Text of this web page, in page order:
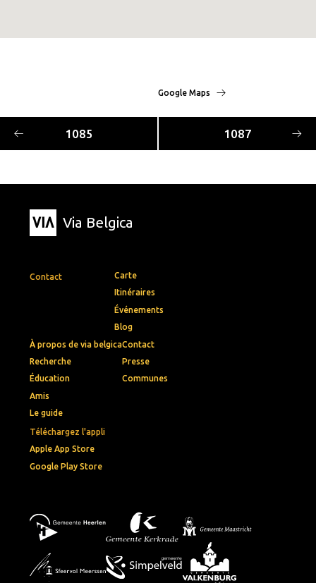
Google Maps
1085 1087
Via Belgica
Contact
Téléchargez l'appli
Apple App Store
Google Play Store
Carte
Itinéraires
Événements
Blog
À propos de via belgica
Recherche
Éducation
Amis
Le guide
Contact
Presse
Communes